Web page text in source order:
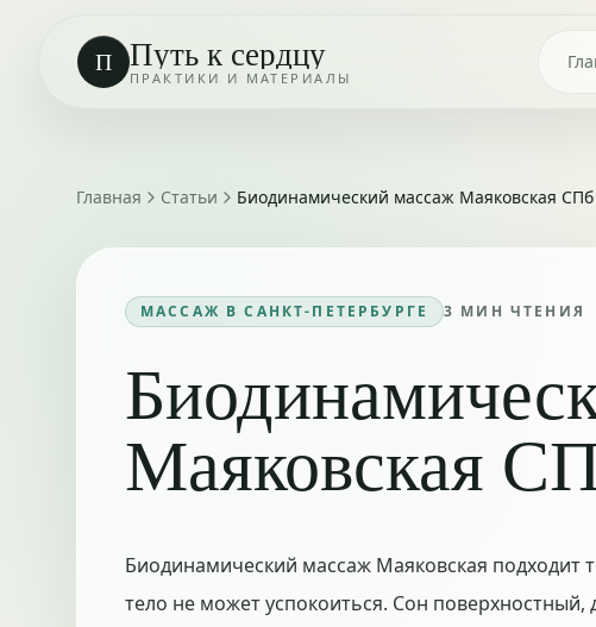
П Путь к сердцу
ПРАКТИКИ И МАТЕРИАЛЫ
Главная Статьи Биодинамический массаж Маяковская СПб
МАССАЖ В САНКТ-ПЕТЕРБУРГЕ 3 МИН ЧТЕНИЯ
Маяковская
Биодинамический массаж Маяковская подходит
тело не может успокоиться. Сон